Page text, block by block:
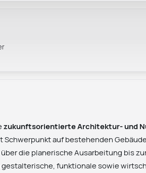
zukunftsorientierte Architektur- und
Schwerpunkt auf bestehenden
die planerische Ausarbeitung bis
funktionale sowie